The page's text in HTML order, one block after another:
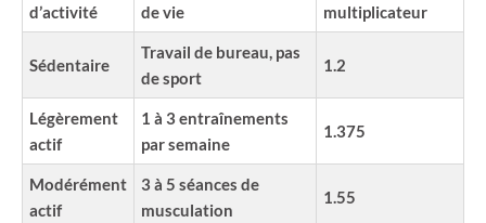
d’activité
de vie
multiplicateur
Sédentaire
Travail de bureau, pas
de sport
1.2
Légèrement
actif
1 à 3 entraînements
par semaine
1.375
Modérément
actif
3 à 5 séances de
musculation
1.55